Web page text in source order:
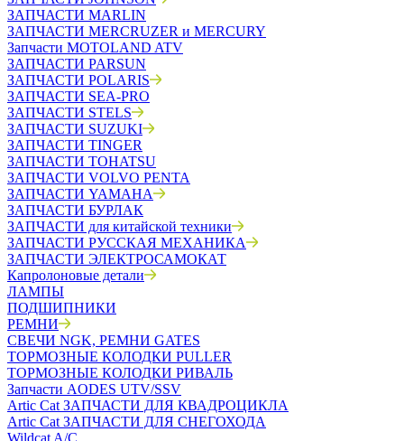
ЗАПЧАСТИ MARLIN
ЗАПЧАСТИ MERCRUZER и MERCURY
Запчасти MOTOLAND ATV
ЗАПЧАСТИ PARSUN
ЗАПЧАСТИ POLARIS
ЗАПЧАСТИ SEA-PRO
ЗАПЧАСТИ STELS
ЗАПЧАСТИ SUZUKI
ЗАПЧАСТИ TINGER
ЗАПЧАСТИ TOHATSU
ЗАПЧАСТИ VOLVO PENTA
ЗАПЧАСТИ YAMAHA
ЗАПЧАСТИ БУРЛАК
ЗАПЧАСТИ для китайской техники
ЗАПЧАСТИ РУССКАЯ МЕХАНИКА
ЗАПЧАСТИ ЭЛЕКТРОСАМОКАТ
Капролоновые детали
ЛАМПЫ
ПОДШИПНИКИ
РЕМНИ
СВЕЧИ NGK, РЕМНИ GATES
ТОРМОЗНЫЕ КОЛОДКИ PULLER
ТОРМОЗНЫЕ КОЛОДКИ РИВАЛЬ
Запчасти AODES UTV/SSV
Artic Cat ЗАПЧАСТИ ДЛЯ КВАДРОЦИКЛА
Artic Cat ЗАПЧАСТИ ДЛЯ СНЕГОХОДА
Wildcat A/C